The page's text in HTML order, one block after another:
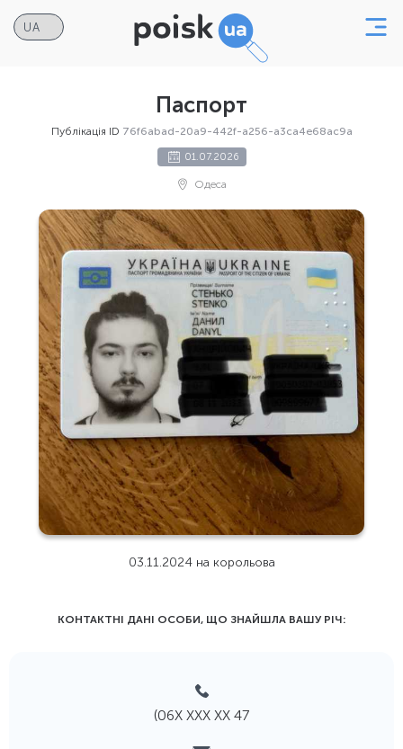
Паспорт
Публікація ID 76f6abad-20a9-442f-a256-a3ca4e68ac9a
01.07.2026
Одеса
03.11.2024 на корольова
КОНТАКТНІ ДАНІ ОСОБИ, ЩО ЗНАЙШЛА ВАШУ РIЧ:
(06Х ХХХ ХХ 47